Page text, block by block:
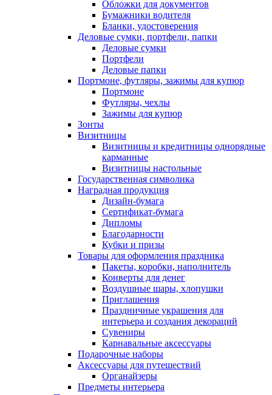
Обложки для документов
Бумажники водителя
Бланки, удостоверения
Деловые сумки, портфели, папки
Деловые сумки
Портфели
Деловые папки
Портмоне, футляры, зажимы для купюр
Портмоне
Футляры, чехлы
Зажимы для купюр
Зонты
Визитницы
Визитницы и кредитницы однорядные
карманные
Визитницы настольные
Государственная символика
Наградная продукция
Дизайн-бумага
Сертификат-бумага
Дипломы
Благодарности
Кубки и призы
Товары для оформления праздника
Пакеты, коробки, наполнитель
Конверты для денег
Воздушные шары, хлопушки
Приглашения
Праздничные украшения для
интерьера и создания декораций
Сувениры
Карнавальные аксессуары
Подарочные наборы
Аксессуары для путешествий
Органайзеры
Предметы интерьера